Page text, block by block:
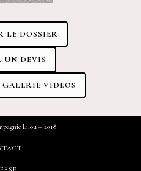
LE DOSSIER
UN DEVIS
VIDEOS
Lilou – 2018